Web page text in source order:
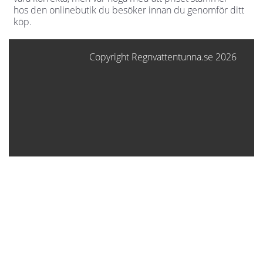
hos den onlinebutik du besöker innan du genomför ditt
köp.
Copyright Regnvattentunna.se 2026